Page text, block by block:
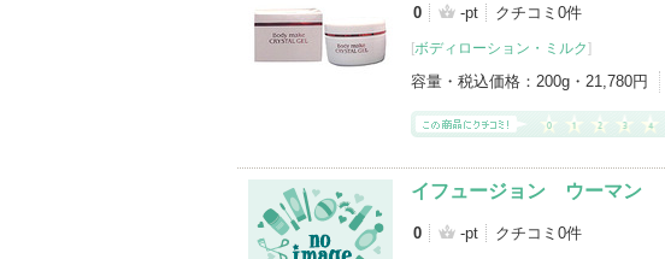
0 -pt クチコミ0件
[ボディローション・ミルク]
容量・税込価格： 200g・21,780円
イフュージョン ウーマン
0 -pt クチコミ0件